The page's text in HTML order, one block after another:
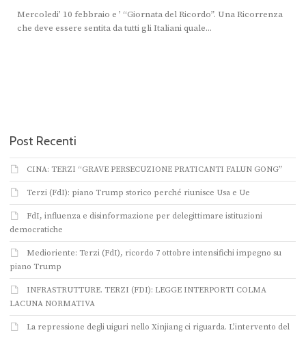
Mercoledi’ 10 febbraio e ’ “Giornata del Ricordo”. Una Ricorrenza
che deve essere sentita da tutti gli Italiani quale...
Post Recenti
CINA: TERZI “GRAVE PERSECUZIONE PRATICANTI FALUN GONG”
Terzi (FdI): piano Trump storico perché riunisce Usa e Ue
FdI, influenza e disinformazione per delegittimare istituzioni
democratiche
Medioriente: Terzi (FdI), ricordo 7 ottobre intensifichi impegno su
piano Trump
INFRASTRUTTURE. TERZI (FDI): LEGGE INTERPORTI COLMA
LACUNA NORMATIVA
La repressione degli uiguri nello Xinjiang ci riguarda. L’intervento del